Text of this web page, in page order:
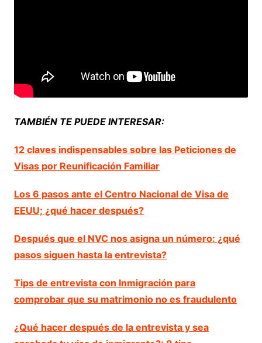
TAMBIÉN TE PUEDE INTERESAR:
12 claves indispensables sobre las Peticiones de
Visas por Reunificación Familiar
Los 6 pasos ante el Centro Nacional de Visa de
EEUU; ¿qué hacer después?
Después que el NVC nos asigna un número: ¿qué
pasos siguen hasta la entrevista?
Tips de entrevista con Inmigración para
comprobar que su matrimonio no es fraudulento
¿Qué hacer después de la entrevista y sea